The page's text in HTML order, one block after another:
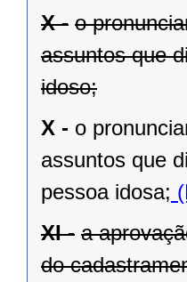
X - o
assuntos que
idoso;
X - o
assuntos que
pessoa idosa;
XI - a
do